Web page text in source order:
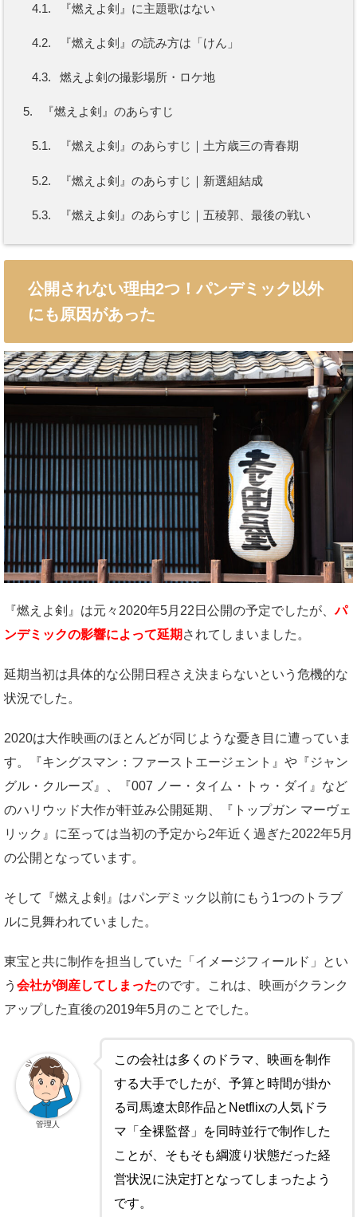
4.1. 『燃えよ剣』に主題歌はない
4.2. 『燃えよ剣』の読み方は「けん」
4.3. 燃えよ剣の撮影場所・ロケ地
5. 『燃えよ剣』のあらすじ
5.1. 『燃えよ剣』のあらすじ｜土方歳三の青春期
5.2. 『燃えよ剣』のあらすじ｜新選組結成
5.3. 『燃えよ剣』のあらすじ｜五稜郭、最後の戦い
公開されない理由2つ！パンデミック以外
にも原因があった
『燃えよ剣』は元々2020年5月22日公開の予定でしたが、パ
ンデミックの影響によって延期 されてしまいました。
延期当初は具体的な公開日程さえ決まらないという危機的な
状況でした。
2020は大作映画のほとんどが同じような憂き目に遭っていま
す。『キングスマン：ファーストエージェント』や『ジャン
グル・クルーズ』、『007 ノー・タイム・トゥ・ダイ』など
のハリウッド大作が軒並み公開延期、『トップガン マーヴェ
リック』に至っては当初の予定から2年近く過ぎた2022年5月
の公開となっています。
そして『燃えよ剣』はパンデミック以前にもう1つのトラブ
ルに見舞われていました。
東宝と共に制作を担当していた「イメージフィールド」とい
う 会社が倒産してしまったのです。これは、映画がクランク
アップした直後の2019年5月のことでした。
この会社は多くのドラマ、映画を制作
する大手でしたが、予算と時間が掛か
る司馬遼太郎作品とNetflixの人気ドラ
マ「全裸監督」を同時並行で制作した
ことが、そもそも綱渡り状態だった経
営状況に決定打となってしまったよう
です。
管理人